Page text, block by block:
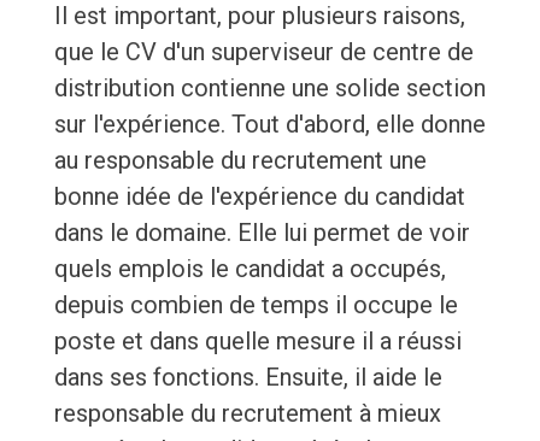
Il est important, pour plusieurs raisons,
que le CV d'un superviseur de centre de
distribution contienne une solide section
sur l'expérience. Tout d'abord, elle donne
au responsable du recrutement une
bonne idée de l'expérience du candidat
dans le domaine. Elle lui permet de voir
quels emplois le candidat a occupés,
depuis combien de temps il occupe le
poste et dans quelle mesure il a réussi
dans ses fonctions. Ensuite, il aide le
responsable du recrutement à mieux